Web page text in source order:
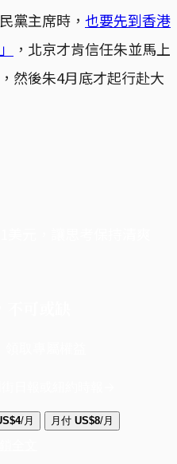
黨主席時， 也要先到香港
，北京才肯信任朱並馬上
然後朱4月底才起行赴大
/月 月付 US$8/月